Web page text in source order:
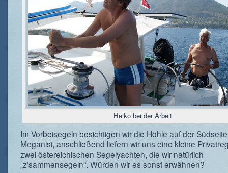
Heiko bei der Arbeit
Im Vorbeisegeln besichtigen wir die Höhle auf der
Meganisi, anschließend liefern wir uns eine kleine
zwei östereichischen Segelyachten, die wir natürlich
„z’sammensegeln“. Würden wir es sonst erwähnen?